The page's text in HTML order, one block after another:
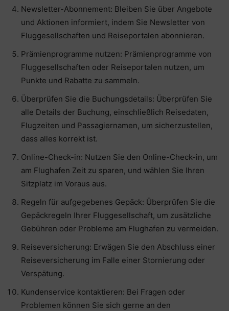
Newsletter-Abonnement: Bleiben Sie über Angebote
und Aktionen informiert, indem Sie Newsletter von
Fluggesellschaften und Reiseportalen abonnieren.
Prämienprogramme nutzen: Prämienprogramme von
Fluggesellschaften oder Reiseportalen nutzen, um
Punkte und Rabatte zu sammeln.
Überprüfen Sie die Buchungsdetails: Überprüfen Sie
alle Details der Buchung, einschließlich Reisedaten,
Flugzeiten und Passagiernamen, um sicherzustellen,
dass alles korrekt ist.
Online-Check-in: Nutzen Sie den Online-Check-in, um
am Flughafen Zeit zu sparen, und wählen Sie Ihren
Sitzplatz im Voraus aus.
Regeln für aufgegebenes Gepäck: Überprüfen Sie die
Gepäckregeln Ihrer Fluggesellschaft, um zusätzliche
Gebühren oder Probleme am Flughafen zu vermeiden.
Reiseversicherung: Erwägen Sie den Abschluss einer
Reiseversicherung im Falle einer Stornierung oder
Verspätung.
Kundenservice kontaktieren: Bei Fragen oder
Problemen können Sie sich gerne an den